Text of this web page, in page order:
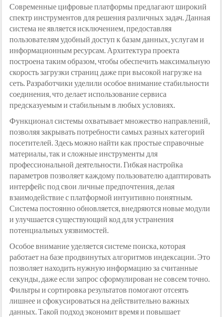
Современные цифровые платформы предлагают широкий
спектр инструментов для решения различных задач. Данная
система не является исключением, предоставляя
пользователям удобный доступ к базам данных, услугам и
информационным ресурсам. Архитектура проекта
построена таким образом, чтобы обеспечить максимальную
скорость загрузки страниц даже при высокой нагрузке на
сеть. Разработчики уделили особое внимание стабильности
соединения, что делает использование сервиса
предсказуемым и стабильным в любых условиях.
Функционал системы охватывает множество направлений,
позволяя закрывать потребности самых разных категорий
посетителей. Здесь можно найти как простые справочные
материалы, так и сложные инструменты для
профессиональной деятельности. Гибкая настройка
параметров позволяет каждому пользователю адаптировать
интерфейс под свои личные предпочтения, делая
взаимодействие с платформой интуитивно понятным.
Система постоянно обновляется, внедряются новые модули
и улучшается существующий код для устранения
потенциальных уязвимостей.
Особое внимание уделяется системе поиска, которая
работает на базе продвинутых алгоритмов индексации. Это
позволяет находить нужную информацию за считанные
секунды, даже если запрос сформулирован не совсем точно.
Фильтры и сортировка результатов помогают отсеять
лишнее и сфокусироваться на действительно важных
данных. Такой подход экономит время и повышает